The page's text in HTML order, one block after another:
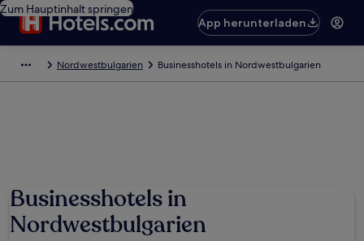
Zum Hauptinhalt springen
App herunterladen
Nordwestbulgarien Businesshotels in Nordwestbulgarien
Businesshotels in
Nordwestbulgarien